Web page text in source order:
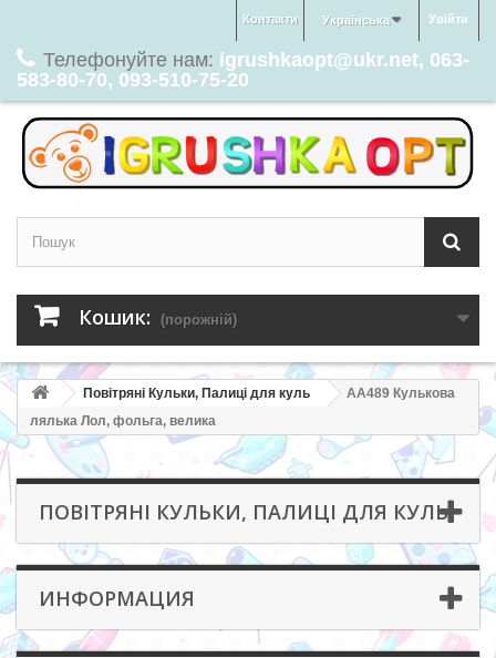
Увійти
Українська
Контакти
Телефонуйте нам: igrushkaopt@ukr.net, 063-
583-80-70, 093-510-75-20
Кошик: (порожній)
Повітряні Кульки, Палиці для куль
AA489 Кулькова
лялька Лол, фольга, велика
ПОВІТРЯНІ КУЛЬКИ, ПАЛИЦІ ДЛЯ КУЛЬ
ИНФОРМАЦИЯ